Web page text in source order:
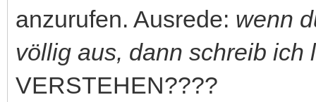
anzurufen. Ausrede: wenn
völlig aus, dann schreib ich
VERSTEHEN????